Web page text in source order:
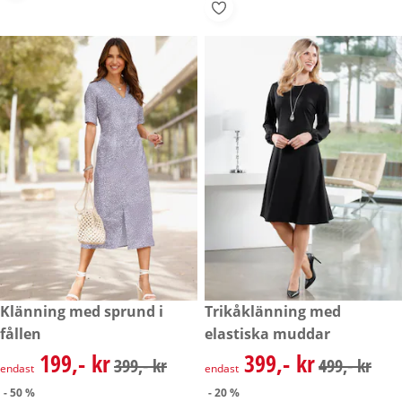
rabatterat pris: 199,- kr, tidigare pris: 399,- kr
- 50 %
Klänning med sprund i
fållen
rabatterat pris: 199,- kr, tidigare pris: 399,- kr
endast 199,- kr399,- kr
- 50 %
rabatterat pris: 399,- kr,
- 20 %
Trikåklänning med
elastiska muddar
rabatterat pris: 399,- kr,
endast 399,- kr499,- kr
- 20 %